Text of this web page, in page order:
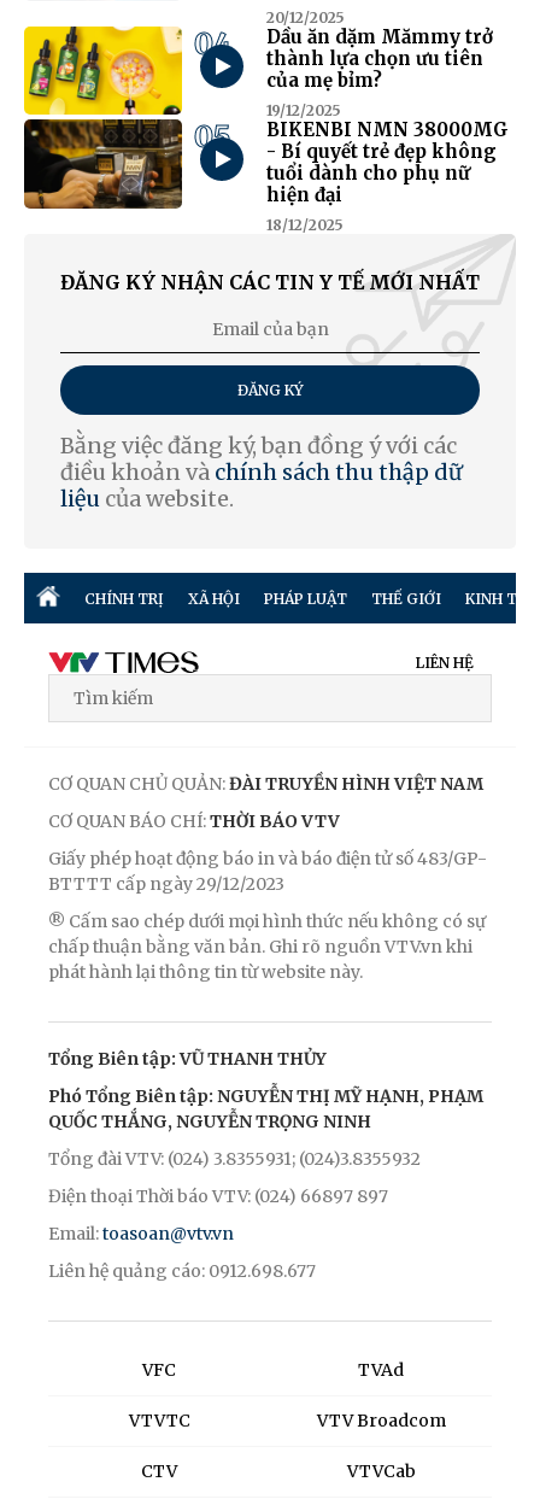
20/12/2025
04
Dầu ăn dặm Mămmy trở
thành lựa chọn ưu tiên
của mẹ bỉm?
19/12/2025
05
BIKENBI NMN 38000MG
- Bí quyết trẻ đẹp không
tuổi dành cho phụ nữ
hiện đại
18/12/2025
ĐĂNG KÝ NHẬN CÁC TIN Y TẾ MỚI NHẤT
ĐĂNG KÝ
Bằng việc đăng ký, bạn đồng ý với các
điều khoản và chính sách thu thập dữ
liệu của website.
CHÍNH TRỊ XÃ HỘI PHÁP LUẬT THẾ GIỚI KINH TẾ
LIÊN HỆ
CƠ QUAN CHỦ QUẢN:ĐÀI TRUYỀN HÌNH VIỆT NAM
CƠ QUAN BÁO CHÍ:THỜI BÁO VTV
Giấy phép hoạt động báo in và báo điện tử số 483/GP-
BTTTT cấp ngày 29/12/2023
® Cấm sao chép dưới mọi hình thức nếu không có sự
chấp thuận bằng văn bản. Ghi rõ nguồn VTV.vn khi
phát hành lại thông tin từ website này.
Tổng Biên tập: VŨ THANH THỦY
Phó Tổng Biên tập: NGUYỄN THỊ MỸ HẠNH, PHẠM
QUỐC THẮNG, NGUYỄN TRỌNG NINH
Tổng đài VTV: (024) 3.8355931; (024)3.8355932
Điện thoại Thời báo VTV: (024) 66897 897
Email:toasoan@vtv.vn
Liên hệ quảng cáo: 0912.698.677
VFC
VTVTC
CTV
TVAd
VTV Broadcom
VTVCab